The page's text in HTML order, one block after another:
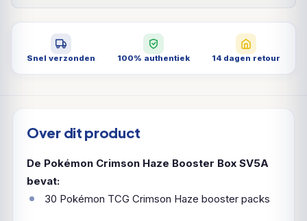
Snel verzonden 100% authentiek 14 dagen retour
Over dit product
De Pokémon Crimson Haze Booster Box SV5A
bevat:
30 Pokémon TCG Crimson Haze booster packs